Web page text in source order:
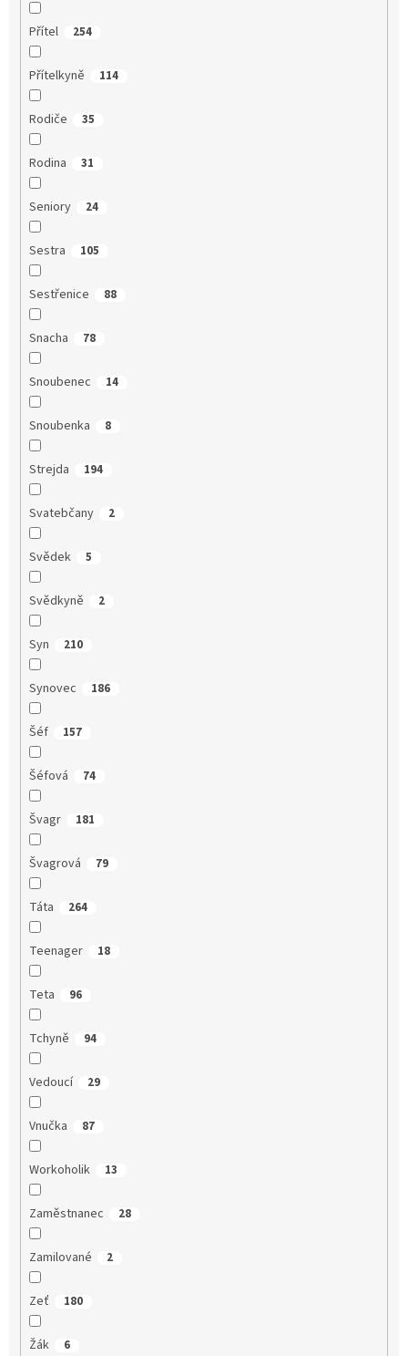
Přítel 254
Přítelkyně 114
Rodiče 35
Rodina 31
Seniory 24
Sestra 105
Sestřenice 88
Snacha 78
Snoubenec 14
Snoubenka 8
Strejda 194
Svatebčany 2
Svědek 5
Svědkyně 2
Syn 210
Synovec 186
Šéf 157
Šéfová 74
Švagr 181
Švagrová 79
Táta 264
Teenager 18
Teta 96
Tchyně 94
Vedoucí 29
Vnučka 87
Workoholik 13
Zaměstnanec 28
Zamilované 2
Zeť 180
Žák 6